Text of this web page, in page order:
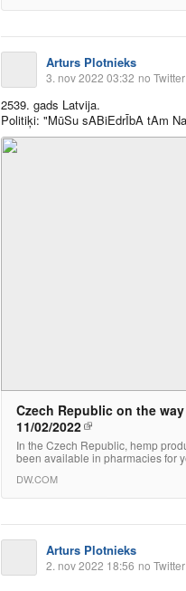
Arturs Plotnieks
3. nov 2022 03:32 no Twitter
2539. gads Latvija.
Politiķi: "MūSu sABiEdrĪbA tAm
Czech Republic on the
11/02/2022
In the Czech Republic, hemp
been available in pharmacies for
DW.COM
Arturs Plotnieks
2. nov 2022 18:56 no Twitter